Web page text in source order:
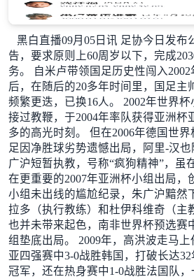
黑白直播09月05日讯 足协今日发布
告，要求原则上60周岁以下，完成
务。 自米卢带领国足历史性闯入
后，在随后的20多年时间里，国足主
频繁更迭，已换16人。 2002年世界
接过教鞭，于2004年率队获得亚洲杯
多的高光时刻。 但在2006年德国世
足因净胜球劣势遗憾出局，阿里-汉
广沪短暂执教，号称“疯狗精神”，虽
在更重要的2007年亚洲杯小组出局，
小组未出线的尴尬纪录，朱广沪黯然
拉多（执行教练）和杜伊科维奇（主
也并未带来起色，南非世界杯预选赛
组垫底出局。 2009年，高洪波走马
亚四强赛中3-0战胜韩国，打破长达
冠军，还在热身赛中1-0战胜法国队